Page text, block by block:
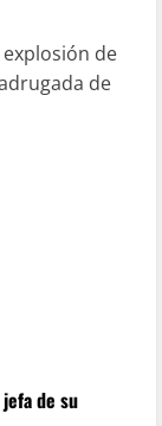
de
de
jefa de su